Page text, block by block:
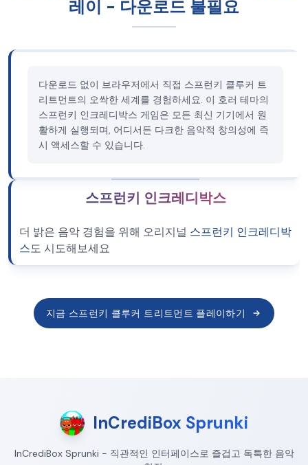
레이 - 다운로드 불필요
다운로드 없이 브라우저에서 직접 스프런키 클루커 트
리트먼트의 오싹한 세계를 경험하세요. 이 호러 테마의
스프런키 인크레디박스 게임은 모든 최신 기기에서 원
활하게 실행되며, 어디서든 다크한 음악적 창의성에 즉
시 액세스할 수 있습니다.
스프런키 인크레디박스
더 밝은 음악 경험을 위해 오리지널 스프런키 인크레디박
스도 시도해보세요
지금 스프런키 클루커 트리트먼트 플레이하기
InCrediBox Sprunki
InCrediBox Sprunki - 직관적인 인터페이스로 즐겁고 독특한 음악